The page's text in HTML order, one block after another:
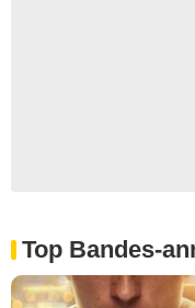
Top Bandes-